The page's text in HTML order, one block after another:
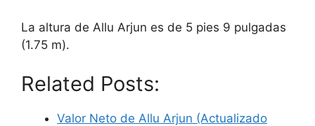
La altura de Allu Arjun es de 5 pies 9 pulgadas
(1.75 m).
Related Posts:
Valor Neto de Allu Arjun (Actualizado